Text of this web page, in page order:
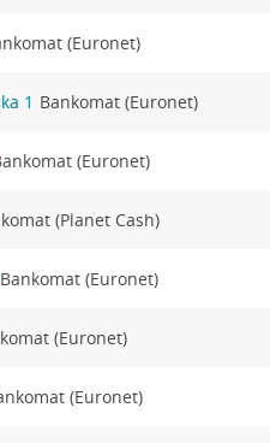
(Euronet)
1 Bankomat (Euronet)
(Euronet)
(Planet Cash)
Bankomat (Euronet)
(Euronet)
(Euronet)